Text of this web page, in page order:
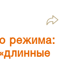
режима: